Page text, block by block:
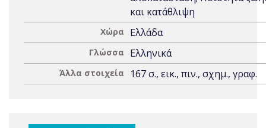
και κατάθλιψη
Χώρα Ελλάδα
Γλώσσα Ελληνικά
Άλλα στοιχεία 167 σ., εικ., πιν., σχημ., γραφ.